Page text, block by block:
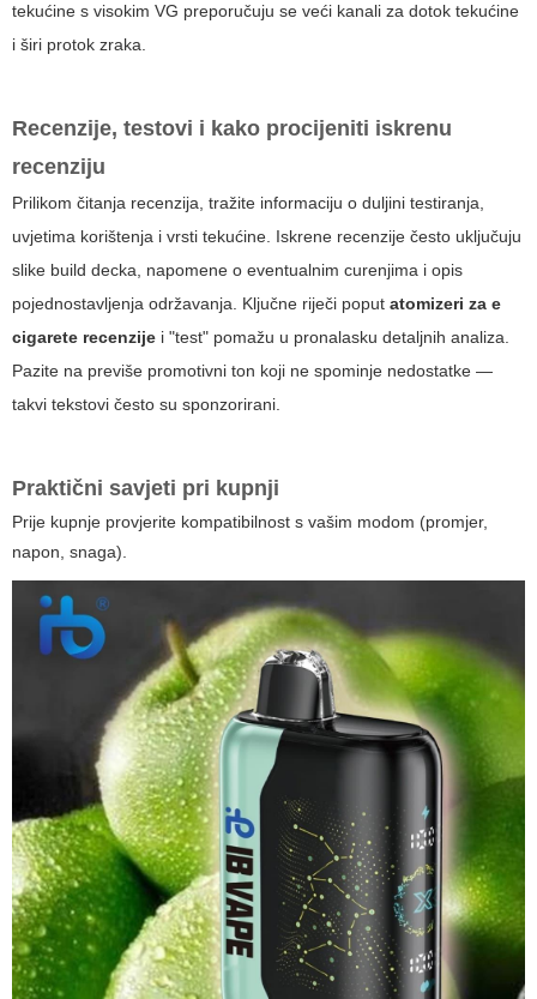
tekućine s visokim VG preporučuju se veći kanali za dotok tekućine
i širi protok zraka.
Recenzije, testovi i kako procijeniti iskrenu
recenziju
Prilikom čitanja recenzija, tražite informaciju o duljini testiranja,
uvjetima korištenja i vrsti tekućine. Iskrene recenzije često uključuju
slike build decka, napomene o eventualnim curenjima i opis
pojednostavljenja održavanja. Ključne riječi poput atomizeri za e
cigarete recenzije i "test" pomažu u pronalasku detaljnih analiza.
Pazite na previše promotivni ton koji ne spominje nedostatke —
takvi tekstovi često su sponzorirani.
Praktični savjeti pri kupnji
Prije kupnje provjerite kompatibilnost s vašim modom (promjer,
napon, snaga).